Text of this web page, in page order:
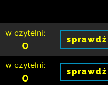
w czytelni:
0 sprawdź
w czytelni:
0 sprawdź